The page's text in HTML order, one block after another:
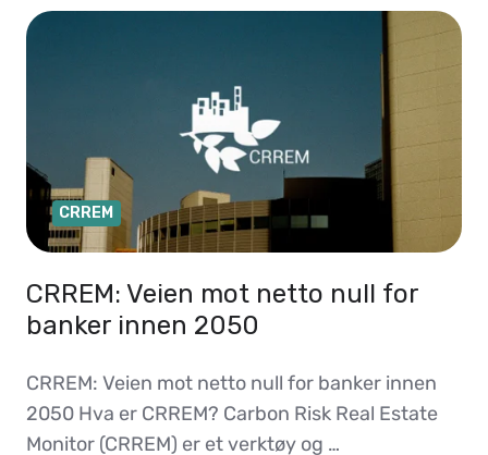
CRREM: Veien mot netto null for
banker innen 2050
CRREM: Veien mot netto null for banker innen
2050 Hva er CRREM? Carbon Risk Real Estate
Monitor (CRREM) er et verktøy og …
CRREM